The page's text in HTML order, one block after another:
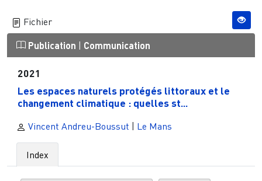
Fichier
Publication | Communication
2021
Les espaces naturels protégés littoraux et le
changement climatique : quelles st...
Vincent Andreu-Boussut | Le Mans
Index